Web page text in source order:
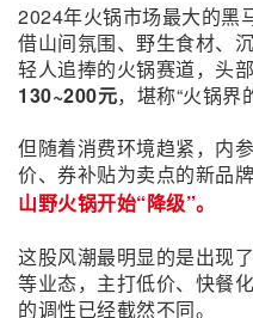
2024年火锅市场最大的黑
借山间氛围、野生食材、
轻人追捧的火锅赛道，头
130~200元，堪称“火锅界
但随着消费环境趋紧，内
价、券补贴为卖点的新品
山野火锅开始“降级”。
这股风潮最明显的是出现
等业态，主打低价、快餐
的调性已经截然不同。